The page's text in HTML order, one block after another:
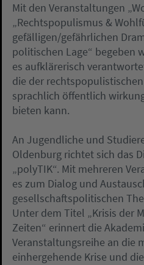
Mit den Veranstaltungen
„Rechtspopulismus &
gefälligen/gefährlichen
politischen Lage“ begeben
es aufklärerisch
die der
sprachlich öffentlich
bieten kann.
An Jugendliche und
Oldenburg richtet sich das
„polyTIK“. Mit mehreren
es zum Dialog und
gesellschaftspolitischen
Unter dem Titel „Krisis der
Zeiten“ erinnert die
Veranstaltungsreihe an die
einhergehende Krise und